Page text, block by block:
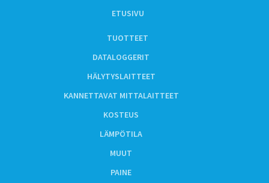
ETUSIVU
TUOTTEET
DATALOGGERIT
HÄLYTYSLAITTEET
KANNETTAVAT MITTALAITTEET
KOSTEUS
LÄMPÖTILA
MUUT
PAINE